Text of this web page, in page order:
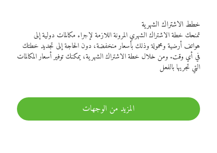
خطط الاشتراك الشهرية
تمنحك خطة الاشتراك الشهري المرونة اللازمة لإجراء مكالمات دولية إلى
هواتف أرضية ومحمولة وذلك بأسعار منخفضة، دون الحاجة إلى تجديد خطتك
في أي وقت. ومن خلال خطة الاشتراك الشهرية، يمكنك توفير أسعار المكالمات
التي تجريها بالفعل
المزيد من الوجهات